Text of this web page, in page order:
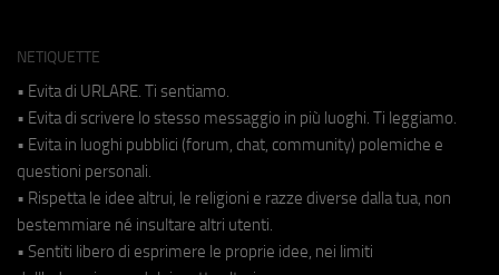
NETIQUETTE
• Evita di URLARE. Ti sentiamo.
• Evita di scrivere lo stesso messaggio in più luoghi. Ti leggiamo.
• Evita in luoghi pubblici (forum, chat, community) polemiche e
questioni personali.
• Rispetta le idee altrui, le religioni e razze diverse dalla tua, non
bestemmiare né insultare altri utenti.
• Sentiti libero di esprimere le proprie idee, nei limiti